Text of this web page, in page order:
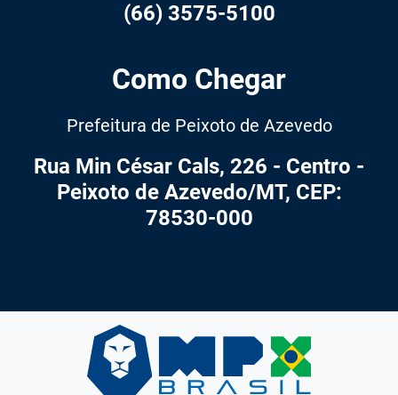
(66) 3575-5100
Como Chegar
Prefeitura de Peixoto de Azevedo
Rua Min César Cals, 226 - Centro -
Peixoto de Azevedo/MT, CEP:
78530-000